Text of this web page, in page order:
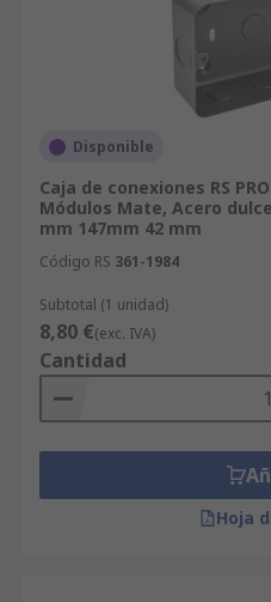
Disponible
Caja de conexiones RS
Módulos Mate, Acero
mm 147mm 42 mm
Código RS 361-1984
Subtotal (1 unidad)
8,80 €(exc. IVA)
Cantidad
Hoja